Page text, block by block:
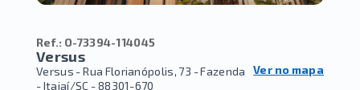
Ref.: O-73394-114045
Versus
Versus -Rua Florianópolis, 73 - Fazenda
- Itajaí/SC - 88301-670
Ver no mapa